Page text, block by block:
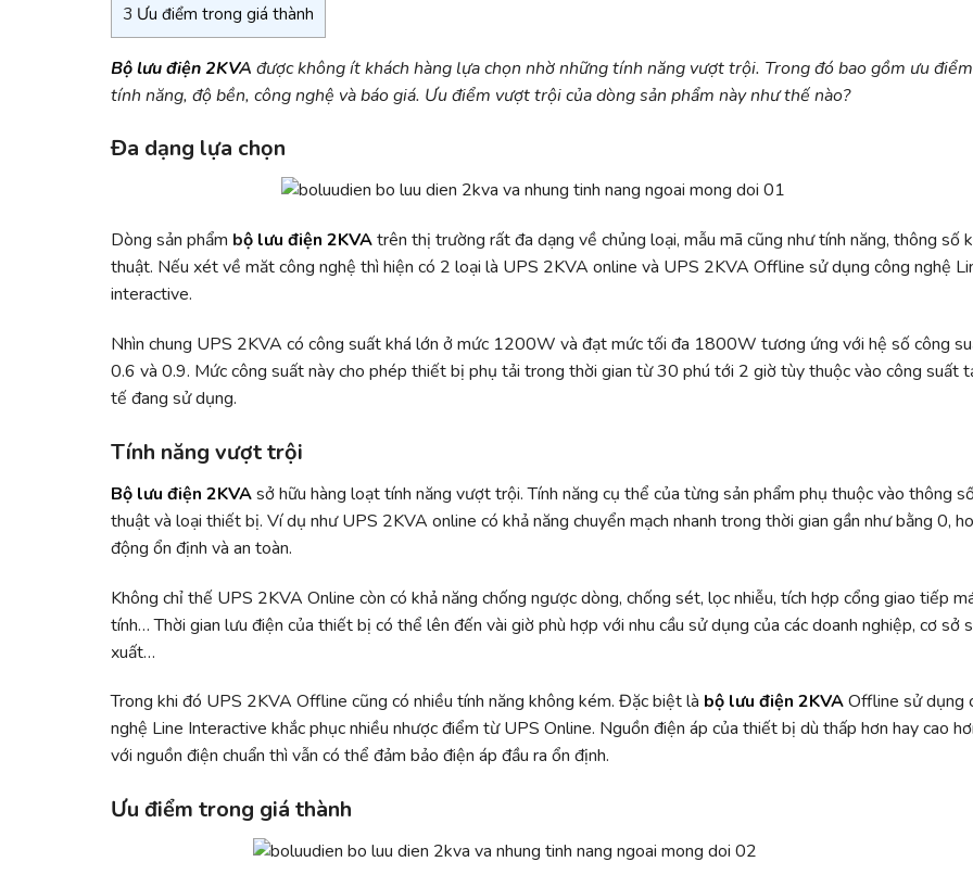
3 Ưu điểm trong giá thành
Bộ lưu điện 2KVA được không ít khách hàng lựa chọn nhờ những tính năng vượt trội. Trong đó bao gồm ưu
tính năng, độ bền, công nghệ và báo giá. Ưu điểm vượt trội của dòng sản phẩm này như thế nào?
Đa dạng lựa chọn
Dòng sản phẩm bộ lưu điện 2KVAtrên thị trường rất đa dạng về chủng loại, mẫu mã cũng như tính năng, thông số
thuật. Nếu xét về măt công nghệ thì hiện có 2 loại là UPS 2KVA online và UPS 2KVA Offline sử dụng công nghệ
interactive.
Nhìn chung UPS 2KVA có công suất khá lớn ở mức 1200W và đạt mức tối đa 1800W tương ứng với hệ số công
0.6 và 0.9. Mức công suất này cho phép thiết bị phụ tải trong thời gian từ 30 phú tới 2 giờ tùy thuộc vào công suất
tế đang sử dụng.
Tính năng vượt trội
Bộ lưu điện 2KVAsở hữu hàng loạt tính năng vượt trội. Tính năng cụ thể của từng sản phẩm phụ thuộc vào thông
thuật và loại thiết bị. Ví dụ như UPS 2KVA online có khả năng chuyển mạch nhanh trong thời gian gần như bằng 0,
động ổn định và an toàn.
Không chỉ thế UPS 2KVA Online còn có khả năng chống ngược dòng, chống sét, lọc nhiễu, tích hợp cổng giao tiếp
tính… Thời gian lưu điện của thiết bị có thể lên đến vài giờ phù hợp với nhu cầu sử dụng của các doanh nghiệp, cơ sở
xuất…
Trong khi đó UPS 2KVA Offline cũng có nhiều tính năng không kém. Đặc biệt là bộ lưu điện 2KVAOffline sử dụng
nghệ Line Interactive khắc phục nhiều nhược điểm từ UPS Online. Nguồn điện áp của thiết bị dù thấp hơn hay cao
với nguồn điện chuẩn thì vẫn có thể đảm bảo điện áp đầu ra ổn định.
Ưu điểm trong giá thành